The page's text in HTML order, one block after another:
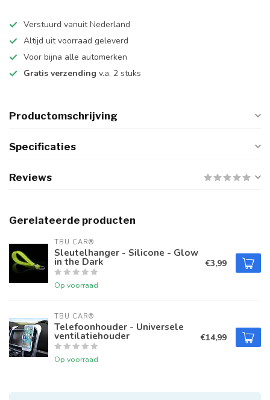
Verstuurd vanuit Nederland
Altijd uit voorraad geleverd
Voor bijna alle automerken
Gratis verzending v.a. 2 stuks
Productomschrijving
Specificaties
Reviews
Gerelateerde producten
TBU CAR®
Sleutelhanger - Silicone - Glow
in the Dark
Op voorraad
€3,99
TBU CAR®
Telefoonhouder - Universele
ventilatiehouder
Op voorraad
€14,99